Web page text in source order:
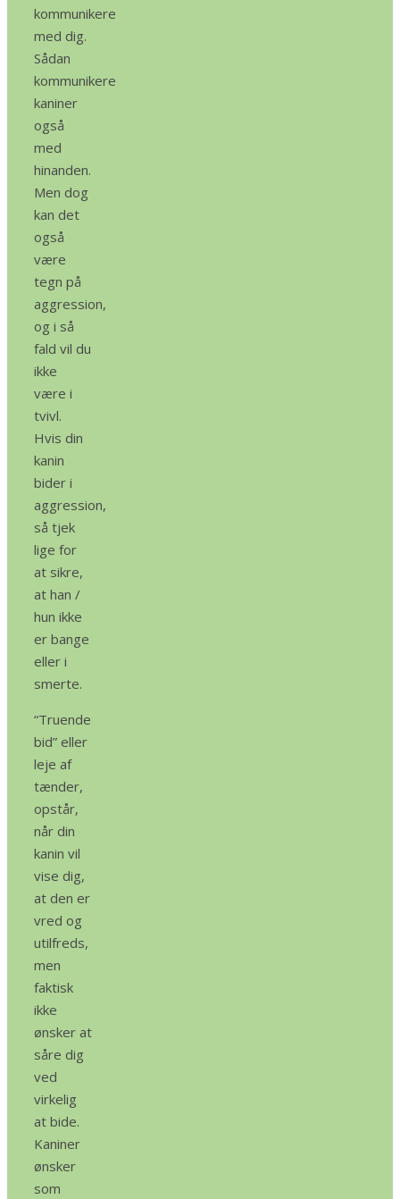
kommunikere
med dig.
Sådan
kommunikere
kaniner
også
med
hinanden.
Men dog
kan det
også
være
tegn på
aggression,
og i så
fald vil du
ikke
være i
tvivl.
Hvis din
kanin
bider i
aggression,
så tjek
lige for
at sikre,
at han /
hun ikke
er bange
eller i
smerte.
“Truende
bid” eller
leje af
tænder,
opstår,
når din
kanin vil
vise dig,
at den er
vred og
utilfreds,
men
faktisk
ikke
ønsker at
såre dig
ved
virkelig
at bide.
Kaniner
ønsker
som